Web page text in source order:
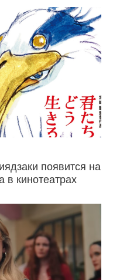
появится на
в кинотеатрах